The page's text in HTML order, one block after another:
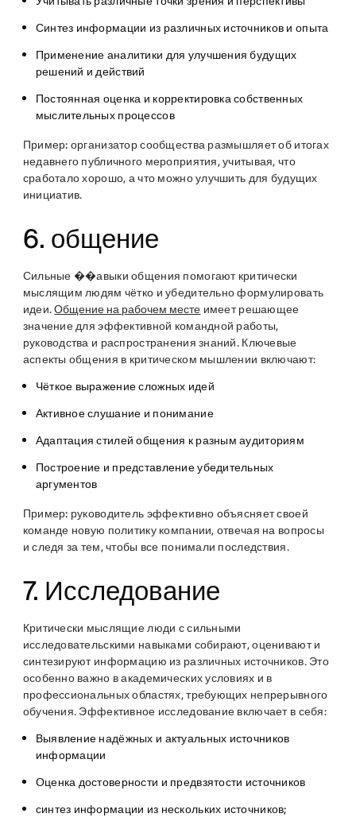
Синтез информации из различных источников и опыта
Применение аналитики для улучшения будущих
решений и действий
Постоянная оценка и корректировка собственных
мыслительных процессов
Пример: организатор сообщества размышляет об итогах
недавнего публичного мероприятия, учитывая, что
сработало хорошо, а что можно улучшить для будущих
инициатив.
6. общение
Сильные ��авыки общения помогают критически
мыслящим людям чётко и убедительно формулировать
идеи.Общение на рабочем месте имеет решающее
значение для эффективной командной работы,
руководства и распространения знаний. Ключевые
аспекты общения в критическом мышлении включают:
Чёткое выражение сложных идей
Активное слушание и понимание
Адаптация стилей общения к разным аудиториям
Построение и представление убедительных
аргументов
Пример: руководитель эффективно объясняет своей
команде новую политику компании, отвечая на вопросы
и следя за тем, чтобы все понимали последствия.
7. Исследование
Критически мыслящие люди с сильными
исследовательскими навыками собирают, оценивают и
синтезируют информацию из различных источников. Это
особенно важно в академических условиях и в
профессиональных областях, требующих непрерывного
обучения. Эффективное исследование включает в себя:
Выявление надёжных и актуальных источников
информации
Оценка достоверности и предвзятости источников
синтез информации из нескольких источников;